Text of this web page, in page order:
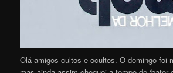
Olá amigos cultos e ocultos. O domingo foi